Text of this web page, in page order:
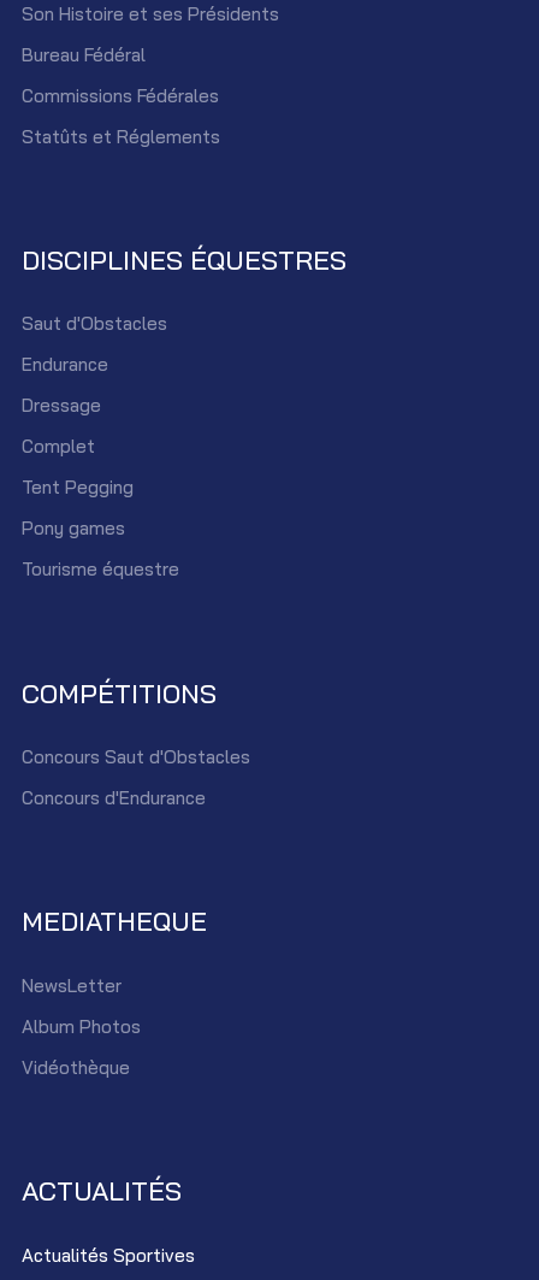
Son Histoire et ses Présidents
Bureau Fédéral
Commissions Fédérales
Statûts et Réglements
DISCIPLINES ÉQUESTRES
Saut d'Obstacles
Endurance
Dressage
Complet
Tent Pegging
Pony games
Tourisme équestre
COMPÉTITIONS
Concours Saut d'Obstacles
Concours d'Endurance
MEDIATHEQUE
NewsLetter
Album Photos
Vidéothèque
ACTUALITÉS
Actualités Sportives